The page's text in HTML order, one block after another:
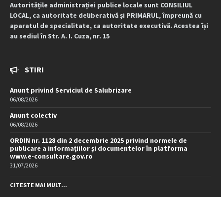
Autoritățile administrației publice locale sunt CONSILIUL
LOCAL, ca autoritate deliberativă și PRIMARUL, împreună cu
aparatul de specialitate, ca autoritate executivă. Acestea își
au sediul în Str. A. I. Cuza, nr. 15
STIRI
Anunt privind Serviciul de Salubrizare
06/08/2026
Anunt colectiv
06/08/2026
ORDIN nr. 1128 din 2 decembrie 2025 privind normele de
publicare a informațiilor și documentelor în platforma
www.e-consultare.gov.ro
31/07/2026
CITESTE MAI MULT...